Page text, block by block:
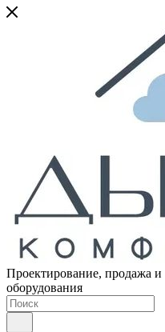
Проектирование, продажа
оборудования